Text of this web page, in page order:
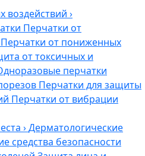
воздействий ›
Перчатки от
Перчатки от пониженных
от токсичных и
перчатки
Перчатки для защиты
Перчатки от вибрации
›Дерматологические
средства безопасности